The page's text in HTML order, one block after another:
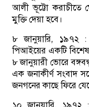
আলী ভূট্টো করাচীতে
মুক্তি দেয়া হবে।
৮ জানুয়ারি, ১৯৭২ :
পিআইয়ের একটি বিশেষ
৮ জানুয়ারী ভোরে
এক জনাকীর্ণ সংবাদ
জনগনের কাছে ফিরে
১০ জানুয়ারি, ১৯৭২ :